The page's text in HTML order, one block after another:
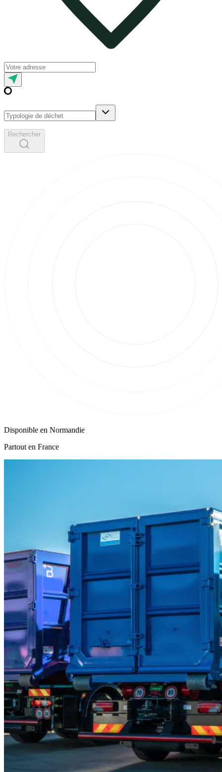
Rechercher
Disponible en Normandie
Partout en France